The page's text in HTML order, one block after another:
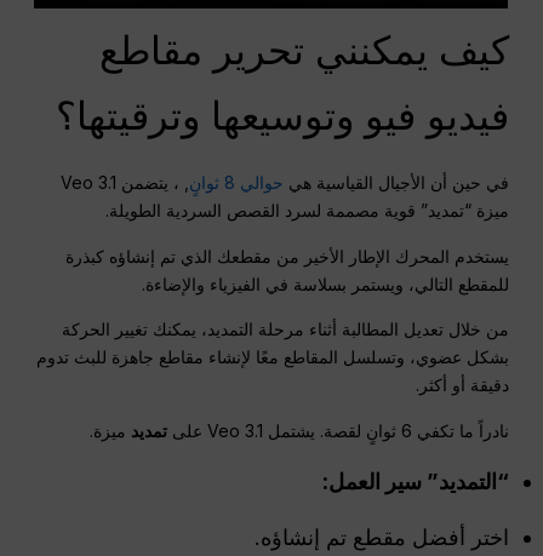
كيف يمكنني تحرير مقاطع
فيديو فيو وتوسيعها وترقيتها؟
في حين أن الأجيال القياسية هي حوالي 8 ثوانٍ
, ، يتضمن Veo 3.1
ميزة “تمديد” قوية مصممة لسرد القصص السردية الطويلة.
يستخدم المحرك الإطار الأخير من مقطعك الذي تم إنشاؤه كبذرة
للمقطع التالي، ويستمر بسلاسة في الفيزياء والإضاءة.
من خلال تعديل المطالبة أثناء مرحلة التمديد، يمكنك تغيير الحركة
بشكل عضوي، وتسلسل المقاطع معًا لإنشاء مقاطع جاهزة للبث تدوم
دقيقة أو أكثر.
نادراً ما تكفي 6 ثوانٍ لقصة. يشتمل Veo 3.1 على تمديد ميزة.
“التمديد”سير العمل:
اختر أفضل مقطع تم إنشاؤه.